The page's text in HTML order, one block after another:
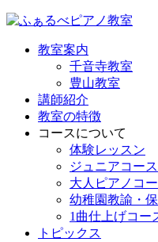
教室案内
千音寺教室
豊山教室
講師紹介
教室の特徴
コースについて
体験レッスン
ジュニアコース
大人ピアノコ
幼稚園教諭・
1曲仕上げコー
トピックス